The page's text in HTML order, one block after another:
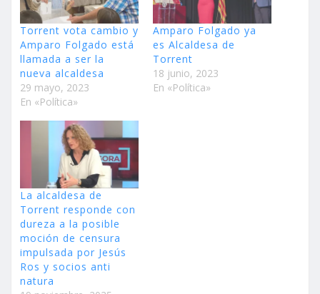
Torrent vota cambio y
Amparo Folgado está
llamada a ser la
nueva alcaldesa
29 mayo, 2023
En «Política»
Amparo Folgado ya
es Alcaldesa de
Torrent
18 junio, 2023
En «Política»
La alcaldesa de
Torrent responde con
dureza a la posible
moción de censura
impulsada por Jesús
Ros y socios anti
natura